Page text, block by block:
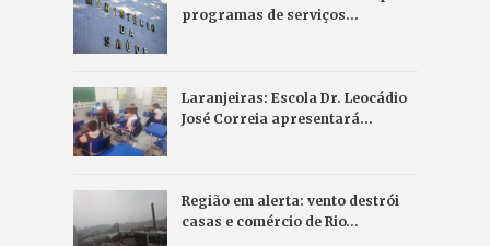
programas de serviços…
Laranjeiras: Escola Dr. Leocádio
José Correia apresentará…
Região em alerta: vento destrói
casas e comércio de Rio…